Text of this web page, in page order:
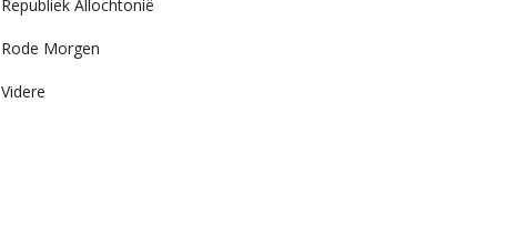
Republiek Allochtonië
Rode Morgen
Videre